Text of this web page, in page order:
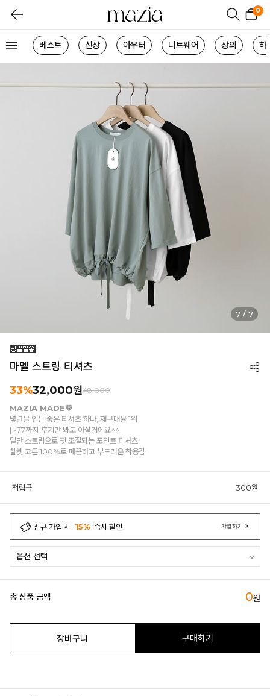
0
베스트 신상 아우터 니트웨어 상의 하
7 / 7
마멜 스트링 티셔츠
33%32,000원48,000
MAZIA MADE💚
몇년을 입는 좋은 티셔츠 하나, 재구매율 1위
[~77까지]후기만 봐도 아실거에요^^
밑단 스트링으로 핏 조절되는 포인트 티셔츠
실켓 코튼 100%로 매끈하고 부드러운 착용감
적립금 300원
신규 가입 시 15% 즉시 할인 가입하기
총 상품 금액 0원
장바구니 구매하기